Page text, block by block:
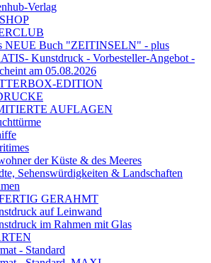
Verlag
NEUE Buch "ZEITINSELN" - plus
Kunstdruck - Vorbesteller-Angebot -
am 05.08.2026
EDITION
AUFLAGEN
der Küste & des Meeres
Sehenswürdigkeiten & Landschaften
GERAHMT
auf Leinwand
im Rahmen mit Glas
- Standard